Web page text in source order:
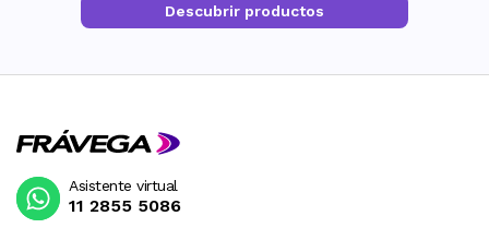
Descubrir productos
Asistente virtual
11 2855 5086